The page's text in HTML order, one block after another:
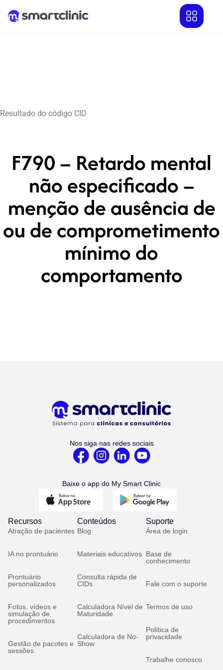
Resultado do código CID
F790 – Retardo mental
não especificado –
menção de ausência de
ou de comprometimento
mínimo do
comportamento
Nos siga nas redes sociais
Baixe o app do My Smart Clinic
Recursos
Atração de pacientes
IA no prontuário
Prontuário
personalizados
Fotos, vídeos e
simulação de
procedimentos
Gestão de pacotes e
sessões
Conteúdos
Blog
Materiais educativos
Consulta rápida de
CIDs
Calculadora Nível de
Maturidade
Calculadora de No-
Show
Suporte
Área de login
Base de
conhecimento
Fale com o suporte
Termos de uso
Política de
privacidade
Trabalhe conosco